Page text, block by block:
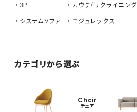
・3P
・システムソファ
・カウチ/リクライニング
・モジュレックス
カテゴリから選ぶ
Chair
チェア